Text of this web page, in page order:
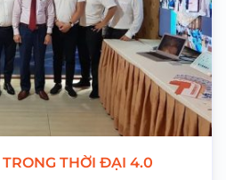
THỜI ĐẠI 4.0